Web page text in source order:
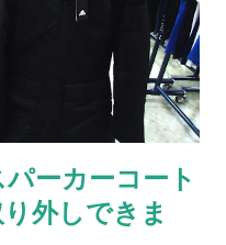
ーカーコート
外しできま